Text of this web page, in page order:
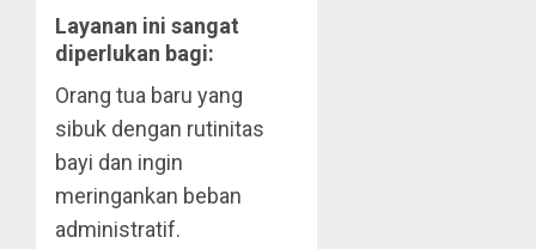
Layanan ini sangat
diperlukan bagi:
Orang tua baru yang
sibuk dengan rutinitas
bayi dan ingin
meringankan beban
administratif.